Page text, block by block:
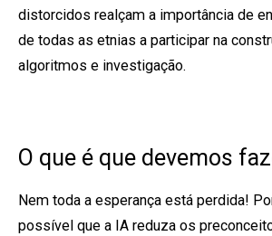
distorcidos realçam a importância de
de todas as etnias a participar na
algoritmos e investigação.
O que é que devemos
Nem toda a esperança está perdida!
possível que a IA reduza os